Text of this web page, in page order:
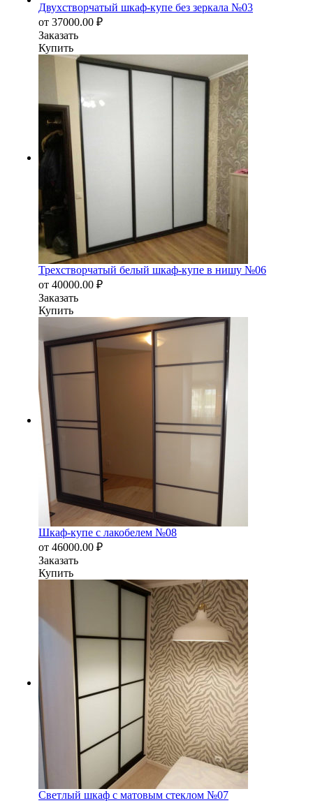
Двухстворчатый шкаф-купе без зеркала №03
от 37000.00 ₽
Заказать
Купить
Трехстворчатый белый шкаф-купе в нишу №06
от 40000.00 ₽
Заказать
Купить
Шкаф-купе с лакобелем №08
от 46000.00 ₽
Заказать
Купить
Светлый шкаф с матовым стеклом №07